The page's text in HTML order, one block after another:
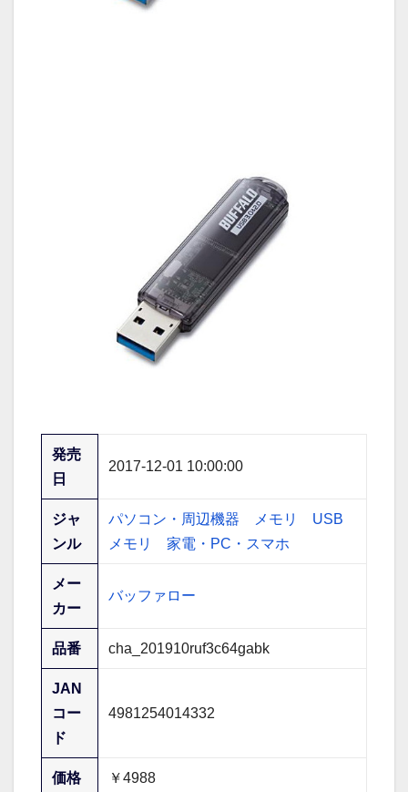
発売
日
2017-12-01 10:00:00
ジャ
ンル
パソコン・周辺機器 メモリ
USB
メモリ
家電・PC・スマホ
メー
カー
バッファロー
品番 cha_201910ruf3c64gabk
JAN
コー
ド
4981254014332
価格 ￥4988